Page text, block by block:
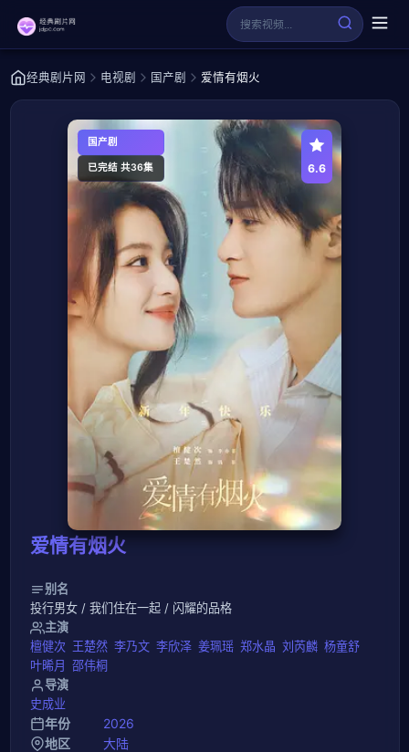
经典剧片网 电视剧 国产剧 爱情有烟火
国产剧
已完结 共36集 6.6
爱情有烟火
别名
投行男女 / 我们住在一起 / 闪耀的品格
主演
檀健次 王楚然 李乃文 李欣泽 姜珮瑶 郑水晶 刘芮麟 杨童舒
叶晞月
邵伟桐
导演
史成业
年份
2026
地区
大陆